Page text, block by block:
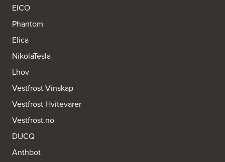
EICO
Phantom
Elica
NikolaTesla
Lhov
Vestfrost Vinskap
Vestfrost Hvitevarer
Vestfrost.no
DUCQ
Anthbot